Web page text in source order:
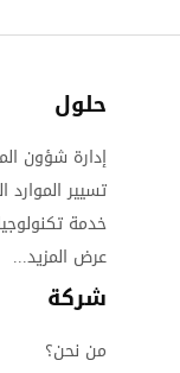
حلول
إدارة شؤون
تسيير الموارد
خدمة
عرض المزيد...
شركة
من نحن؟